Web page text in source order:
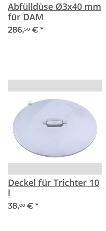
Abfülldüse Ø3x40 mm
für DAM
286,50 € *
Deckel für Trichter 10
l
38,00 € *